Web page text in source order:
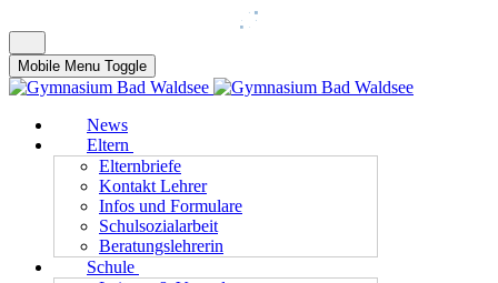
Mobile Menu Toggle
News
Eltern
Elternbriefe
Kontakt Lehrer
Infos und Formulare
Schulsozialarbeit
Beratungslehrerin
Schule